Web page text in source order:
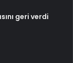
geri verdi